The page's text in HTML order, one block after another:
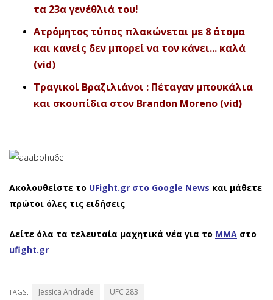
τα 23α γενέθλιά του!
Ατρόμητος τύπος πλακώνεται με 8 άτομα
και κανείς δεν μπορεί να τον κάνει... καλά
(vid)
Τραγικοί Βραζιλιάνοι : Πέταγαν μπουκάλια
και σκουπίδια στον Brandon Moreno (vid)
Ακολουθείστε το UFight.gr στο Google News και μάθετε
πρώτοι όλες τις ειδήσεις
Δείτε όλα τα τελευταία μαχητικά νέα για το ΜΜΑ στο
ufight.gr
TAGS: Jessica Andrade UFC 283